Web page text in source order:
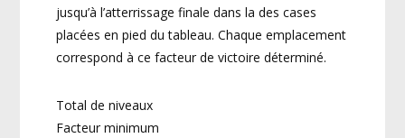
jusqu’à l’atterrissage finale dans la des cases
placées en pied du tableau. Chaque emplacement
correspond à ce facteur de victoire déterminé.
Total de niveaux
Facteur minimum